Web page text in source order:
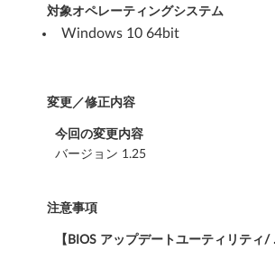
d
5
7
5
対象オペレーティングシステム
Windows 10 64bit
変更／修正内容
今回の変更内容
バージョン 1.25
注意事項
【BIOS アップデートユーティリティ/